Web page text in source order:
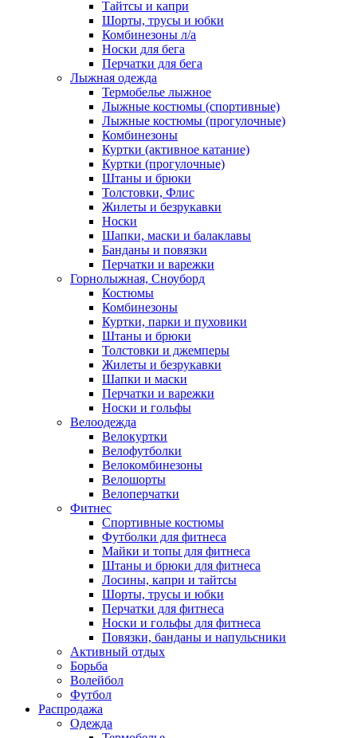
Тайтсы и капри
Шорты, трусы и юбки
Комбинезоны л/а
Носки для бега
Перчатки для бега
Лыжная одежда
Термобелье лыжное
Лыжные костюмы (спортивные)
Лыжные костюмы (прогулочные)
Комбинезоны
Куртки (активное катание)
Куртки (прогулочные)
Штаны и брюки
Толстовки, Флис
Жилеты и безрукавки
Носки
Шапки, маски и балаклавы
Банданы и повязки
Перчатки и варежки
Горнолыжная, Сноуборд
Костюмы
Комбинезоны
Куртки, парки и пуховики
Штаны и брюки
Толстовки и джемперы
Жилеты и безрукавки
Шапки и маски
Перчатки и варежки
Носки и гольфы
Велоодежда
Велокуртки
Велофутболки
Велокомбинезоны
Велошорты
Велоперчатки
Фитнес
Спортивные костюмы
Футболки для фитнеса
Майки и топы для фитнеса
Штаны и брюки для фитнеса
Лосины, капри и тайтсы
Шорты, трусы и юбки
Перчатки для фитнеса
Носки и гольфы для фитнеса
Повязки, банданы и напульсники
Активный отдых
Борьба
Волейбол
Футбол
Распродажа
Одежда